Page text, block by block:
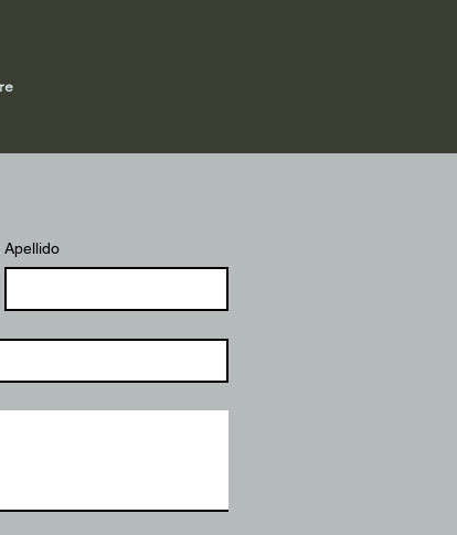
Apellido